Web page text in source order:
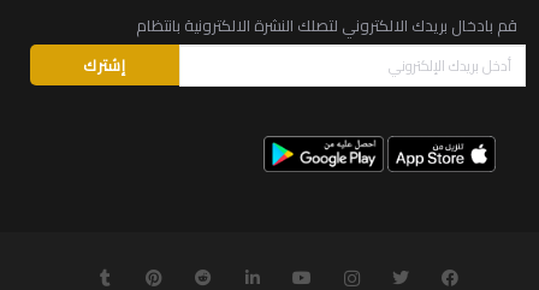
قم بادخال بريدك الالكتروني لتصلك النشرة الالكترونية بانتظام